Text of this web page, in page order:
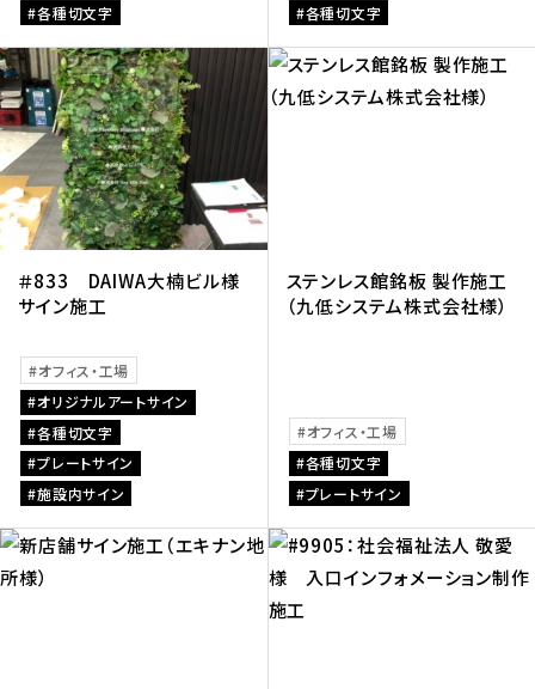
各種切文字
各種切文字
＃833 DAIWA大楠ビル様
サイン施工
オフィス・工場
オリジナルアートサイン
各種切文字
プレートサイン
施設内サイン
ステンレス館銘板 製作施工
（九低システム株式会社様）
オフィス・工場
各種切文字
プレートサイン